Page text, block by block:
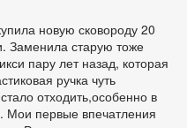
новую сковороду 20
Заменила старую тоже
пару лет назад, которая
ручка чуть
отходить,особенно в
Мои первые впечатления